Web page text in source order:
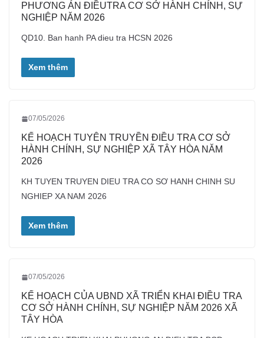
PHƯƠNG ÁN ĐIỀUTRA CƠ SỞ HÀNH CHÍNH, SỰ
NGHIỆP NĂM 2026
QD10. Ban hanh PA dieu tra HCSN 2026
Xem thêm
07/05/2026
KẾ HOẠCH TUYÊN TRUYỀN ĐIỀU TRA CƠ SỞ
HÀNH CHÍNH, SỰ NGHIỆP XÃ TÂY HÒA NĂM
2026
KH TUYEN TRUYEN DIEU TRA CO SƠ HANH CHINH SU
NGHIEP XA NAM 2026
Xem thêm
07/05/2026
KẾ HOẠCH CỦA UBND XÃ TRIỂN KHAI ĐIỀU TRA
CƠ SỞ HÀNH CHÍNH, SỰ NGHIỆP NĂM 2026 XÃ
TÂY HÒA